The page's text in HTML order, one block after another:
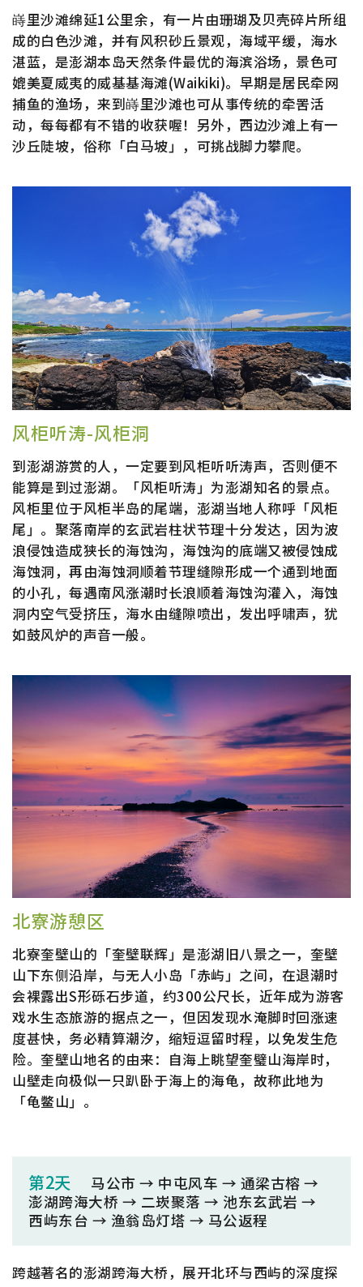
嵵里沙滩绵延1公里余，有一片由珊瑚及贝壳碎片所组
成的白色沙滩，并有风积砂丘景观，海域平缓，海水
湛蓝，是澎湖本岛天然条件最优的海滨浴场，景色可
媲美夏威夷的威基基海滩(Waikiki)。早期是居民牵网
捕鱼的渔场，来到嵵里沙滩也可从事传统的牵罟活
动，每每都有不错的收获喔！另外，西边沙滩上有一
沙丘陡坡，俗称「白马坡」，可挑战脚力攀爬。
风柜听涛-风柜洞
到澎湖游赏的人，一定要到风柜听听涛声，否则便不
能算是到过澎湖。「风柜听涛」为澎湖知名的景点。
风柜里位于风柜半岛的尾端，澎湖当地人称呼「风柜
尾」。聚落南岸的玄武岩柱状节理十分发达，因为波
浪侵蚀造成狭长的海蚀沟，海蚀沟的底端又被侵蚀成
海蚀洞，再由海蚀洞顺着节理缝隙形成一个通到地面
的小孔，每遇南风涨潮时长浪顺着海蚀沟灌入，海蚀
洞内空气受挤压，海水由缝隙喷出，发出呼啸声，犹
如鼓风炉的声音一般。
北寮游憩区
北寮奎壁山的「奎壁联辉」是澎湖旧八景之一，奎壁
山下东侧沿岸，与无人小岛「赤屿」之间，在退潮时
会裸露出S形砾石步道，约300公尺长，近年成为游客
戏水生态旅游的据点之一，但因发现水淹脚时回涨速
度甚快，务必精算潮汐，缩短逗留时程，以免发生危
险。奎壁山地名的由来：自海上眺望奎璧山海岸时，
山壁走向极似一只趴卧于海上的海龟，故称此地为
「龟鳖山」。
第2天
马公市 → 中屯风车 → 通梁古榕 →
澎湖跨海大桥 → 二崁聚落 → 池东玄武岩 →
西屿东台 → 渔翁岛灯塔 → 马公返程
跨越著名的澎湖跨海大桥，展开北环与西屿的深度探